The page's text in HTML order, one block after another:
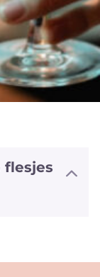
flesjes